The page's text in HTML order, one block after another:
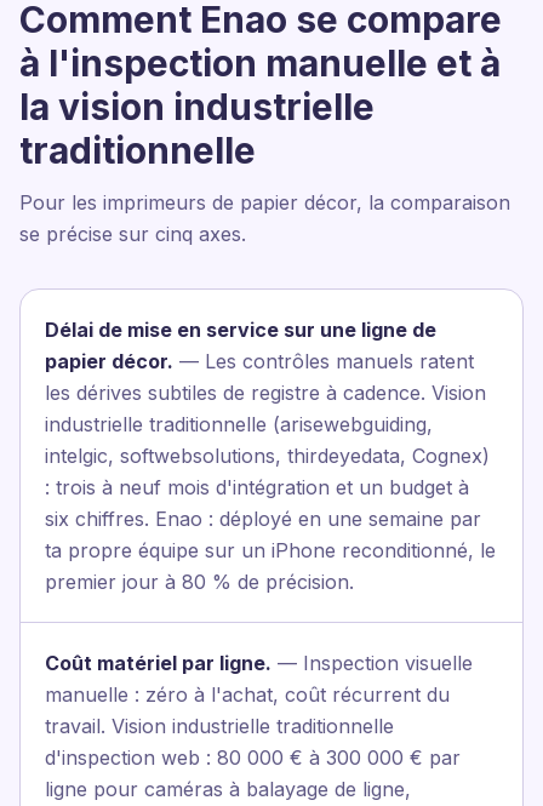
Comment Enao se compare
à l'inspection manuelle et à
la vision industrielle
traditionnelle
Pour les imprimeurs de papier décor, la comparaison
se précise sur cinq axes.
Délai de mise en service sur une ligne de
papier décor. — Les contrôles manuels ratent
les dérives subtiles de registre à cadence. Vision
industrielle traditionnelle (arisewebguiding,
intelgic, softwebsolutions, thirdeyedata, Cognex)
: trois à neuf mois d'intégration et un budget à
six chiffres. Enao : déployé en une semaine par
ta propre équipe sur un iPhone reconditionné, le
premier jour à 80 % de précision.
Coût matériel par ligne. — Inspection visuelle
manuelle : zéro à l'achat, coût récurrent du
travail. Vision industrielle traditionnelle
d'inspection web : 80 000 € à 300 000 € par
ligne pour caméras à balayage de ligne,